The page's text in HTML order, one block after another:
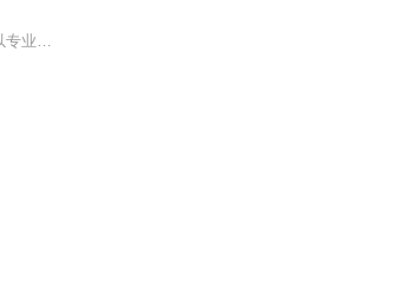
欢迎收听——传媒一班！我们是由多位圈内资深记者联手打造的原创娱乐新闻平台，为您提供热点娱乐资讯，以专业视角解读娱乐圈，呈现更深入的一面。在这里，传媒一班致力于汇聚有情怀、有温度的娱乐杂谈，让您体验独特的阅读乐趣。立即订阅，不仅捕捉每一份...